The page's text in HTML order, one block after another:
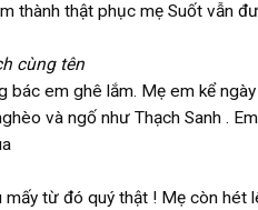
thành thật phục mẹ Suốt vẫn
cùng tên
bác em ghê lắm. Mẹ em kể
và ngố như Thạch Sanh .
từ đó quý thật ! Mẹ còn hét